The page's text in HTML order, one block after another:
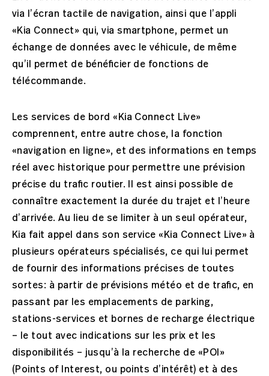
via l’écran tactile de navigation, ainsi que l’appli
«Kia Connect» qui, via smartphone, permet un
échange de données avec le véhicule, de même
qu’il permet de bénéficier de fonctions de
télécommande.
Les services de bord «Kia Connect Live»
comprennent, entre autre chose, la fonction
«navigation en ligne», et des informations en temps
réel avec historique pour permettre une prévision
précise du trafic routier. Il est ainsi possible de
connaître exactement la durée du trajet et l’heure
d’arrivée. Au lieu de se limiter à un seul opérateur,
Kia fait appel dans son service «Kia Connect Live» à
plusieurs opérateurs spécialisés, ce qui lui permet
de fournir des informations précises de toutes
sortes: à partir de prévisions météo et de trafic, en
passant par les emplacements de parking,
stations-services et bornes de recharge électrique
– le tout avec indications sur les prix et les
disponibilités – jusqu’à la recherche de «POI»
(Points of Interest, ou points d’intérêt) et à des